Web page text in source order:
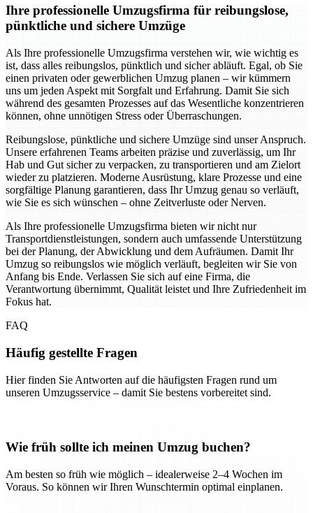
Ihre professionelle Umzugsfirma für reibungslose,
pünktliche und sichere Umzüge
Als Ihre professionelle Umzugsfirma verstehen wir, wie wichtig es
ist, dass alles reibungslos, pünktlich und sicher abläuft. Egal, ob Sie
einen privaten oder gewerblichen Umzug planen – wir kümmern
uns um jeden Aspekt mit Sorgfalt und Erfahrung. Damit Sie sich
während des gesamten Prozesses auf das Wesentliche konzentrieren
können, ohne unnötigen Stress oder Überraschungen.
Reibungslose, pünktliche und sichere Umzüge sind unser Anspruch.
Unsere erfahrenen Teams arbeiten präzise und zuverlässig, um Ihr
Hab und Gut sicher zu verpacken, zu transportieren und am Zielort
wieder zu platzieren. Moderne Ausrüstung, klare Prozesse und eine
sorgfältige Planung garantieren, dass Ihr Umzug genau so verläuft,
wie Sie es sich wünschen – ohne Zeitverluste oder Nerven.
Als Ihre professionelle Umzugsfirma bieten wir nicht nur
Transportdienstleistungen, sondern auch umfassende Unterstützung
bei der Planung, der Abwicklung und dem Aufräumen. Damit Ihr
Umzug so reibungslos wie möglich verläuft, begleiten wir Sie von
Anfang bis Ende. Verlassen Sie sich auf eine Firma, die
Verantwortung übernimmt, Qualität leistet und Ihre Zufriedenheit im
Fokus hat.
FAQ
Häufig gestellte Fragen
Hier finden Sie Antworten auf die häufigsten Fragen rund um
unseren Umzugsservice – damit Sie bestens vorbereitet sind.
Wie früh sollte ich meinen Umzug buchen?
Am besten so früh wie möglich – idealerweise 2–4 Wochen im
Voraus. So können wir Ihren Wunschtermin optimal einplanen.